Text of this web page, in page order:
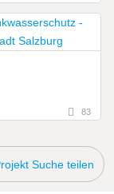
83
Suche teilen